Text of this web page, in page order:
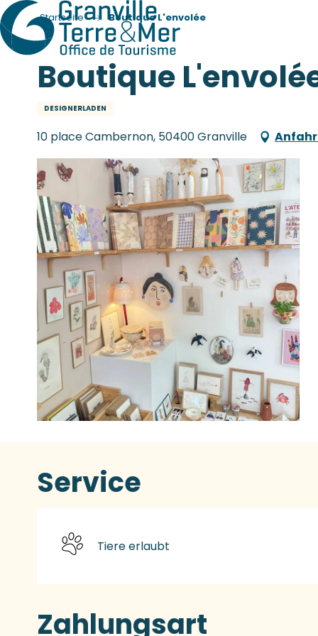
Startseite Boutique L'envolée
Boutique
DESIGNERLADEN
10 place Cambernon, 50400 Granville
Service
Tiere erlaubt
Zahlungsart